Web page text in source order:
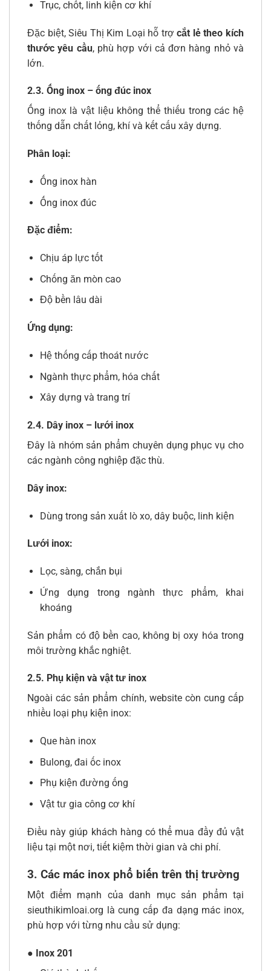
Trục, chốt, linh kiện cơ khí
Đặc biệt, Siêu Thị Kim Loại hỗ trợcắt lẻ theo kích
thước yêu cầu, phù hợp với cả đơn hàng nhỏ và
lớn.
2.3. Ống inox – ống đúc inox
Ống inox là vật liệu không thể thiếu trong các hệ
thống dẫn chất lỏng, khí và kết cấu xây dựng.
Phân loại:
Ống inox hàn
Ống inox đúc
Đặc điểm:
Chịu áp lực tốt
Chống ăn mòn cao
Độ bền lâu dài
Ứng dụng:
Hệ thống cấp thoát nước
Ngành thực phẩm, hóa chất
Xây dựng và trang trí
2.4. Dây inox – lưới inox
Đây là nhóm sản phẩm chuyên dụng phục vụ cho
các ngành công nghiệp đặc thù.
Dây inox:
Dùng trong sản xuất lò xo, dây buộc, linh kiện
Lưới inox:
Lọc, sàng, chắn bụi
Ứng dụng trong ngành thực phẩm, khai
khoáng
Sản phẩm có độ bền cao, không bị oxy hóa trong
môi trường khắc nghiệt.
2.5. Phụ kiện và vật tư inox
Ngoài các sản phẩm chính, website còn cung cấp
nhiều loại phụ kiện inox:
Que hàn inox
Bulong, đai ốc inox
Phụ kiện đường ống
Vật tư gia công cơ khí
Điều này giúp khách hàng có thể mua đầy đủ vật
liệu tại một nơi, tiết kiệm thời gian và chi phí.
3. Các mác inox phổ biến trên thị trường
Một điểm mạnh của danh mục sản phẩm tại
sieuthikimloai.org là cung cấp đa dạng mác inox,
phù hợp với từng nhu cầu sử dụng:
● Inox 201